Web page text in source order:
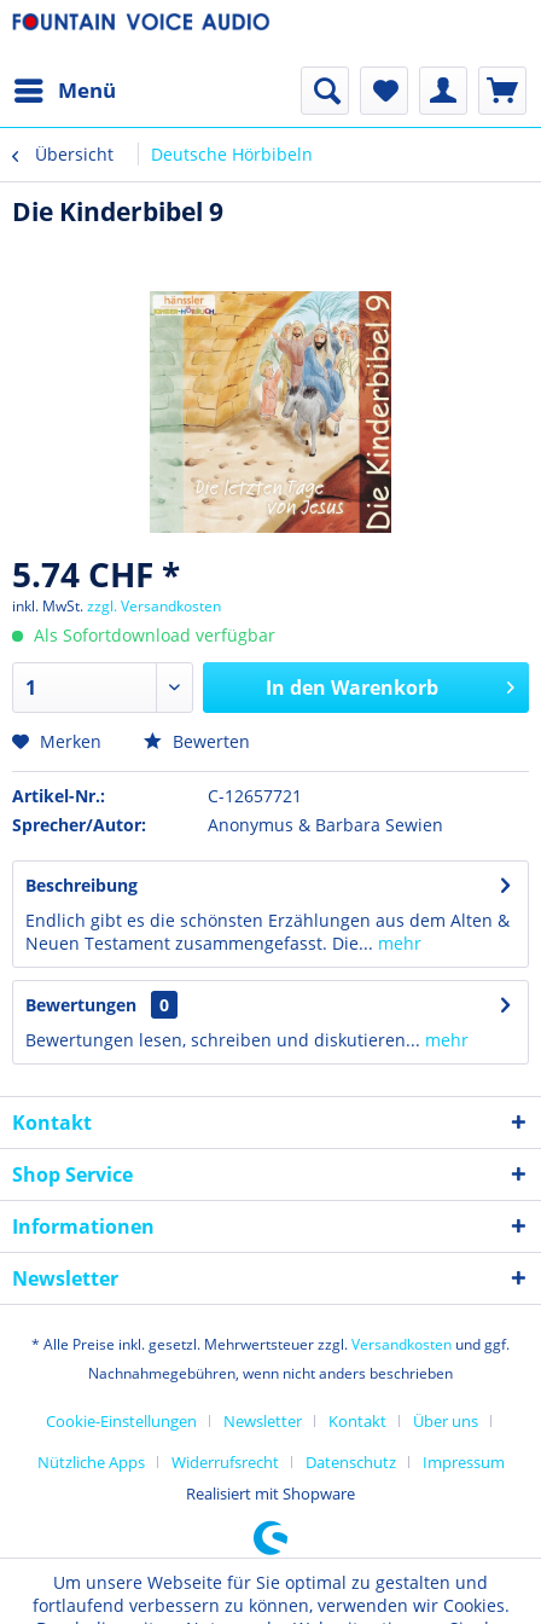
Menü
Übersicht Deutsche Hörbibeln
Die Kinderbibel 9
5.74 CHF *
inkl. MwSt.zzgl. Versandkosten
Als Sofortdownload verfügbar
In den Warenkorb
Merken Bewerten
Artikel-Nr.:
C-12657721
Sprecher/Autor:
Anonymus & Barbara Sewien
Beschreibung
Endlich gibt es die schönsten Erzählungen aus dem Alten &
Neuen Testament zusammengefasst. Die... mehr
Bewertungen
0
Bewertungen lesen, schreiben und diskutieren... mehr
Kontakt
Shop Service
Informationen
Newsletter
* Alle Preise inkl. gesetzl. Mehrwertsteuer zzgl.Versandkosten und ggf.
Nachnahmegebühren, wenn nicht anders beschrieben
Cookie-Einstellungen Newsletter Kontakt
Über uns
Nützliche Apps
Widerrufsrecht Datenschutz
Impressum
Realisiert mit Shopware
Um unsere Webseite für Sie optimal zu gestalten und
fortlaufend verbessern zu können, verwenden wir Cookies.